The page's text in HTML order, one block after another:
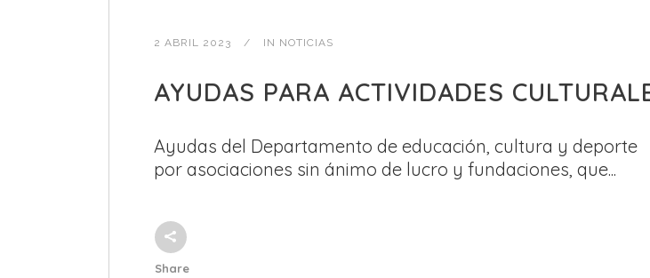
2 ABRIL 2023 IN NOTICIAS
AYUDAS PARA ACTIVIDADES
Ayudas del Departamento de educación, cultura y deporte
por asociaciones sin ánimo de lucro y fundaciones, que...
Share